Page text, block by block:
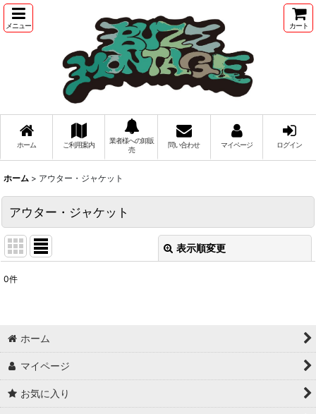
メニュー カート
ホーム ご利用案内
業者様への卸販
売
問い合わせ マイページ ログイン
ホーム > アウター・ジャケット
アウター・ジャケット
表示順変更
0件
ホーム
マイページ
お気に入り